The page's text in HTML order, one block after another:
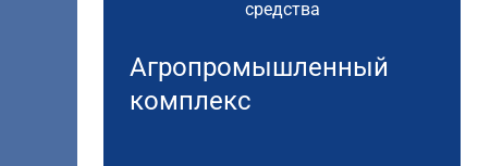
средства
Агропромышленный
комплекс